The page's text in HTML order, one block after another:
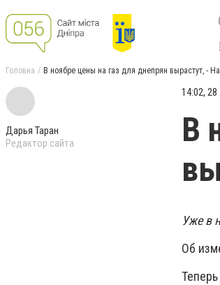
Головна В ноябре цены на газ для днепрян вырастут, -
Дарья Таран
Редактор сайта
14:02,
В
Уже в
Об